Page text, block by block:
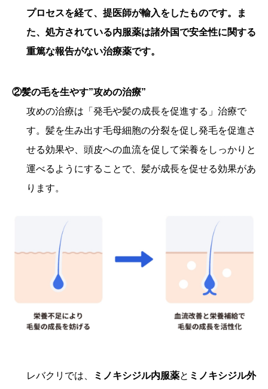
プロセスを経て、提医師が輸入をしたものです。ま
た、処方されている内服薬は諸外国で安全性に関する
重篤な報告がない治療薬です。
②髪の毛を生やす”攻めの治療”
攻めの治療は「発毛や髪の成長を促進する」治療で
す。髪を生み出す毛母細胞の分裂を促し発毛を促進さ
せる効果や、頭皮への血流を促して栄養をしっかりと
運べるようにすることで、髪が成長を促せる効果があ
ります。
レバクリでは、 ミノキシジル内服薬と ミノキシジル外